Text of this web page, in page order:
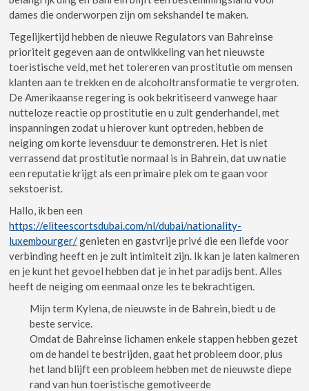
dames die onderworpen zijn om sekshandel te maken.
Tegelijkertijd hebben de nieuwe Regulators van Bahreinse
prioriteit gegeven aan de ontwikkeling van het nieuwste
toeristische veld, met het tolereren van prostitutie om mensen
klanten aan te trekken en de alcoholtransformatie te vergroten.
De Amerikaanse regering is ook bekritiseerd vanwege haar
nutteloze reactie op prostitutie en u zult genderhandel, met
inspanningen zodat u hierover kunt optreden, hebben de
neiging om korte levensduur te demonstreren. Het is niet
verrassend dat prostitutie normaal is in Bahrein, dat uw natie
een reputatie krijgt als een primaire plek om te gaan voor
sekstoerist.
Hallo, ik ben een
https://eliteescortsdubai.com/nl/dubai/nationality-
luxembourger/genieten en gastvrije privé die een liefde voor
verbinding heeft en je zult intimiteit zijn. Ik kan je laten kalmeren
en je kunt het gevoel hebben dat je in het paradijs bent. Alles
heeft de neiging om eenmaal onze les te bekrachtigen.
Mijn term Kylena, de nieuwste in de Bahrein, biedt u de
beste service.
Omdat de Bahreinse lichamen enkele stappen hebben gezet
om de handel te bestrijden, gaat het probleem door, plus
het land blijft een probleem hebben met de nieuwste diepe
rand van hun toeristische gemotiveerde